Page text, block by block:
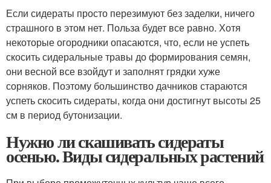
Если сидераты просто перезимуют без заделки, ничего
страшного в этом нет. Польза будет все равно. Хотя
некоторые огородники опасаются, что, если не успеть
скосить сидеральные травы до формирования семян,
они весной все взойдут и заполнят грядки хуже
сорняков. Поэтому большинство дачников стараются
успеть скосить сидераты, когда они достигнут высоты 25
см в период бутонизации.
Нужно ли скашивать сидераты
осенью. Виды сидеральных растений